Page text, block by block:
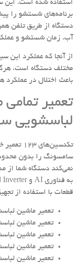
استفاده شده است. این
برنامه‌های شستشو را
دستگاه از طریق تلفن
آب، زمان شستشو و
از آنجا که عملکرد این
مختلف دستگاه است،
باعث اختلال در
تعمیر
لباسشویی
سامسونگ را بدون
نمی‌کند دستگاه شما از
قطعات با استفاده از
تعمیر ماشین
تعمیر ماشین
تعمیر ماشین
تعمیر ماشین
تعمیر ماشین